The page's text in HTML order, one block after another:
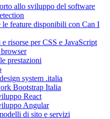
allo sviluppo del software
le feature disponibili con Can I
risorse per CSS e JavaScript
prestazioni
system .italia
Bootstrap Italia
React
Angular
di sito e servizi